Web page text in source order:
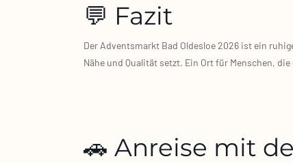
💬 Fazit
Der Advents­markt Bad Oldes­loe 2026 ist ein
Nähe und Qua­li­tät setzt. Ein Ort für Men­schen,
🚗 Anreise mit